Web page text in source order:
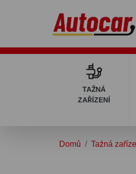
TAŽNÁ
ZAŘÍZENÍ
Domů Tažná